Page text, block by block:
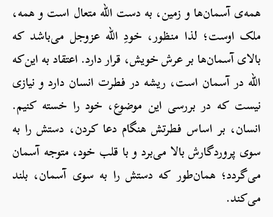
همه‌ی آسمان‌ها و زمین، به دست الله متعال است و همه،
ملک اوست؛ لذا منظور، خودِ الله عزوجل می‌باشد که
بالای آسمان‌ها بر عرش خویش، قرار دارد. اعتقاد به این‌که
الله در آسمان است، ریشه در فطرت انسان دارد و نیازی
نیست که در بررسی این موضوع، خود را خسته کنیم.
انسان، بر اساس فطرتش هنگام دعا کردن، دستش را به
سوی پروردگارش بالا می‌برد و با قلب خود، متوجه آسمان
می‌گردد؛ همان‌طور که دستش را به سوی آسمان، بلند
می‌کند.